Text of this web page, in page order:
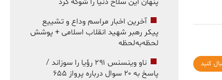
کنید
آخرین اخبار مراسم وداع و تشییع
پیکر رهبر شهید انقلاب اسلامی + پوشش
لحظه‌به‌لحظه
ناو وینسنس ۲۹۱ رؤیا را سوزاند /
پاسخ به ۲۰ سوال درباره پرواز ۶۵۵